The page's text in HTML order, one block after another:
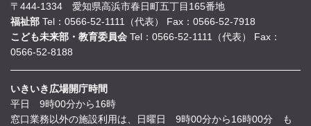
〒444-1334 愛知県高浜市春日町五丁目165番地
福祉部 Tel：0566-52-1111（代表）
Fax：0566-52-7918
こども未来部・教育委員会 Tel：0566-52-1111（代表）
Fax：
0566-52-8188
いきいき広場開庁時間
平日 9時00分から16時
窓口業務以外の施設利用は、日曜日 9時00分から16時00分 も